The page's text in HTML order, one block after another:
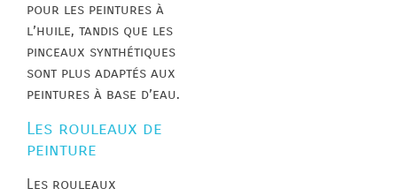
pour les peintures à
l’huile, tandis que les
pinceaux synthétiques
sont plus adaptés aux
peintures à base d’eau.
Les rouleaux de
peinture
Les rouleaux